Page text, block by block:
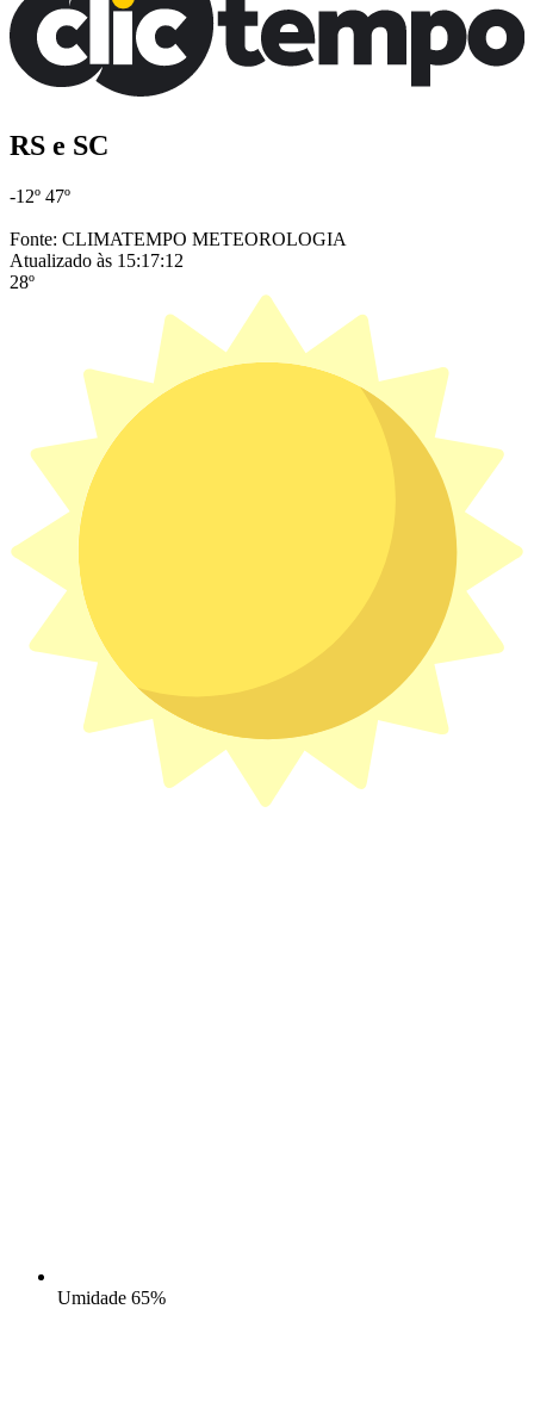
RS e SC
-12º 47º
Fonte: CLIMATEMPO METEOROLOGIA
Atualizado às 15:17:12
28º
Umidade 65%